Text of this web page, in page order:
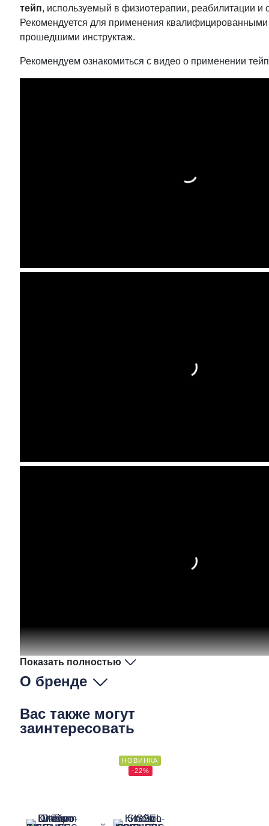
тейп, используемый в физиотерапии, реабилитации и
Рекомендуется для применения
прошедшими инструктаж.
Рекомендуем ознакомиться с видео о применении
Показать полностью
О бренде
Вас также могут
заинтересовать
НОВИНКА
-22%